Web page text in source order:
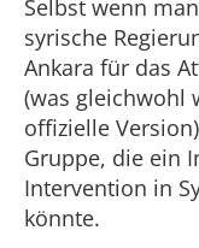
Selbst wenn
syrische
Ankara für das
(was gleichwohl
offizielle
Gruppe, die ein
Intervention in
könnte.